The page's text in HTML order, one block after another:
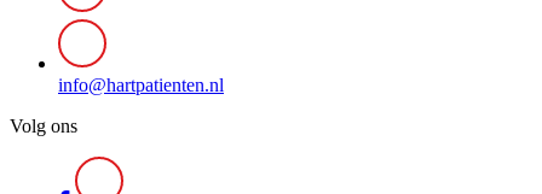
info@hartpatienten.nl
Volg ons